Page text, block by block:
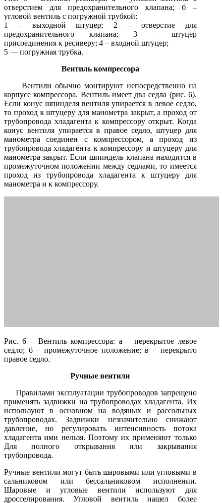
отверстием для предохранительного клапана; б –
угловой вентиль с погружной трубкой:
1 – выходной штуцер; 2 – отверстие для
предохранительного клапана; 3 – штуцер
присоединения к ресиверу; 4 – входной штуцер;
5 — погружная трубка.
Вентиль компрессора
Вентили обычно монтируют непосредственно на
корпусе компрессора. Вентиль имеет два седла (рис. 6).
Если конус шпинделя вентиля упирается в левое седло,
то проход к штуцеру для манометра закрыт, а проход от
трубопровода хладагента к компрессору открыт. Когда
конус вентиля упирается в правое седло, штуцер для
манометра соединен с компрессором, а проход из
трубопровода хладагента к компрессору и штуцеру для
манометра закрыт. Если шпиндель клапана находится в
промежуточном положении между седлами, то имеется
проход из трубопровода хладагента к штуцеру для
манометра и к компрессору.
Рис. 6 – Вентиль компрессора: а – перекрытое левое
седло; б – промежуточное положение; в – перекрыто
правое седло.
Ручные вентили
Правилами эксплуатации трубопроводов запрещено
применять задвижки на трубопроводах хладагента. Их
используют в основном на водяных и рассольных
трубопроводах. Задвижки незначительно снижают
давление, но регулировать интенсивность потока
хладагента ими нельзя. Поэтому их применяют только
Для полного открывания или закрывания
трубопровода.
Ручные вентили могут быть шаровыми или угловыми в
сальниковом или бессальниковом исполнении.
Шаровые и угловые вентили используют для
дросселирования. Угловой вентиль нашел более